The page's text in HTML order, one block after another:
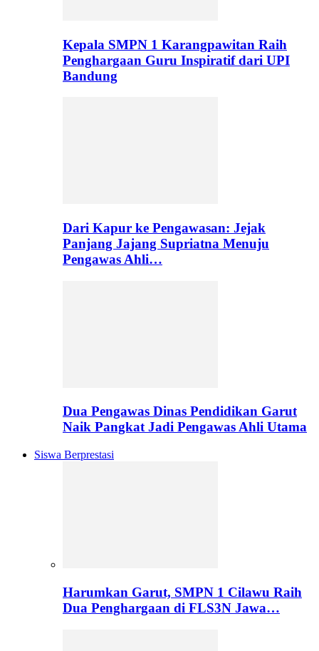
Kepala SMPN 1 Karangpawitan Raih
Penghargaan Guru Inspiratif dari UPI
Bandung
Dari Kapur ke Pengawasan: Jejak
Panjang Jajang Supriatna Menuju
Pengawas Ahli…
Dua Pengawas Dinas Pendidikan Garut
Naik Pangkat Jadi Pengawas Ahli Utama
Siswa Berprestasi
Harumkan Garut, SMPN 1 Cilawu Raih
Dua Penghargaan di FLS3N Jawa…